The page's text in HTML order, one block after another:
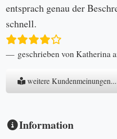
entsprach genau der
schnell.
geschrieben von Katherina
weitere Kundenmeinungen...
Information